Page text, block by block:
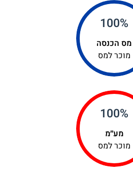
%
100
מס הכנסה
מוכר למס
%
100
מע״מ
מוכר למס